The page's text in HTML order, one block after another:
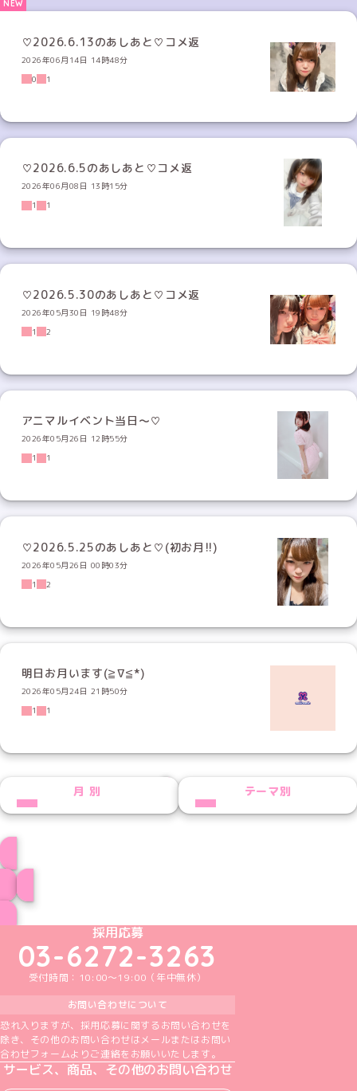
♡2026.6.13のあしあと♡コメ返
2026年06月14日 14時48分
0
1
♡2026.6.5のあしあと♡コメ返
2026年06月08日 13時15分
1
1
♡2026.5.30のあしあと♡コメ返
2026年05月30日 19時48分
1
2
アニマルイベント当日〜♡
2026年05月26日 12時55分
1
1
♡2026.5.25のあしあと♡(初お月!!)
2026年05月26日 00時03分
1
2
明日お月います(≧∇≦*)
2026年05月24日 21時50分
1
1
NEXT
月別 テーマ別
めいどりーみんTikTok公式アカウント
めいどりーみんX公式アカウント
めいどりーみんInstagram公式アカウント
めいどりーみんFacebook公式アカウン
めいどりーみんYouTube公式アカ
採用応募
03-6272-3263
受付時間：10:00～19:00（年中無休）
お問い合わせについて
恐れ入りますが、採用応募に関するお問い合わせを
除き、その他のお問い合わせはメールまたはお問い
合わせフォームよりご連絡をお願いいたします。
サービス、商品、その他のお問い合わせ